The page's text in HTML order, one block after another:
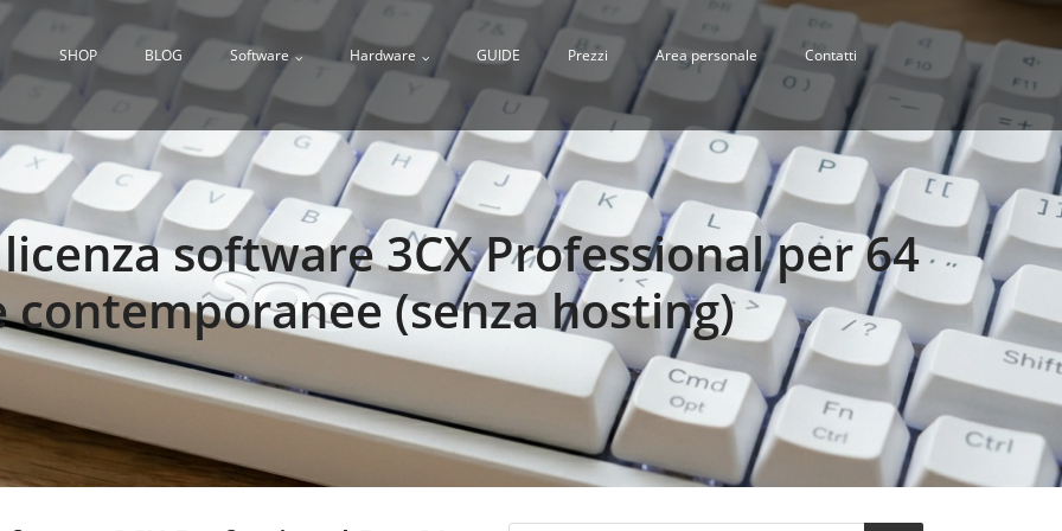
SHOP BLOG Software Hardware GUIDE Prezzi Area personale Contatti
software 3CX Professional per 64
(senza hosting)